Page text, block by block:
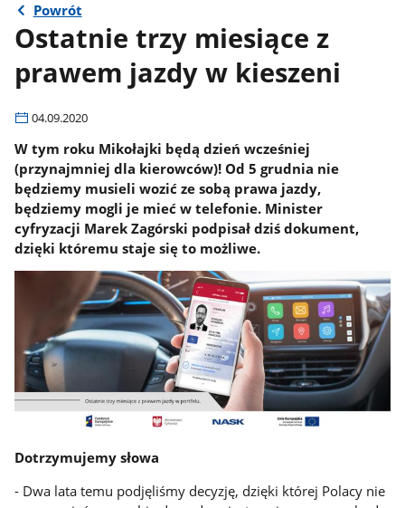
Powrót
Ostatnie trzy miesiące z
prawem jazdy w kieszeni
04.09.2020
W tym roku Mikołajki będą dzień wcześniej
(przynajmniej dla kierowców)! Od 5 grudnia nie
będziemy musieli wozić ze sobą prawa jazdy,
będziemy mogli je mieć w telefonie. Minister
cyfryzacji Marek Zagórski podpisał dziś dokument,
dzięki któremu staje się to możliwe.
Dotrzymujemy słowa
- Dwa lata temu podjęliśmy decyzję, dzięki której Polacy nie